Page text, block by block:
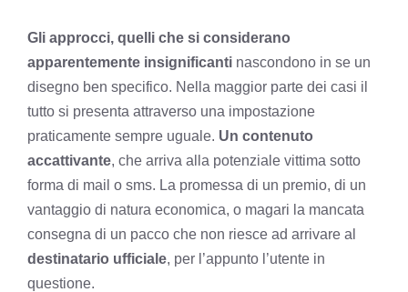
Gli approcci, quelli che si considerano
apparentemente insignificanti nascondono in se un
disegno ben specifico. Nella maggior parte dei casi il
tutto si presenta attraverso una impostazione
praticamente sempre uguale. Un contenuto
accattivante, che arriva alla potenziale vittima sotto
forma di mail o sms. La promessa di un premio, di un
vantaggio di natura economica, o magari la mancata
consegna di un pacco che non riesce ad arrivare al
destinatario ufficiale, per l’appunto l’utente in
questione.